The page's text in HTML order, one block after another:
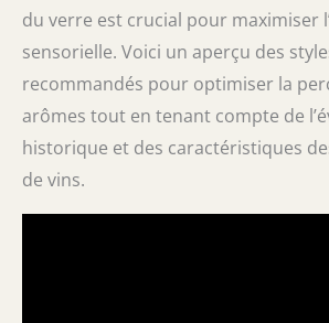
du verre est crucial pour maximiser
sensorielle. Voici un aperçu des
recommandés pour optimiser la
arômes tout en tenant compte de
historique et des caractéristiques
de vins.